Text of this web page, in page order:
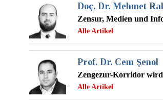
Doç. Dr. Mehmet
Zensur, Medien und
Prof. Dr. Cem Şenol
Zengezur-Korridor